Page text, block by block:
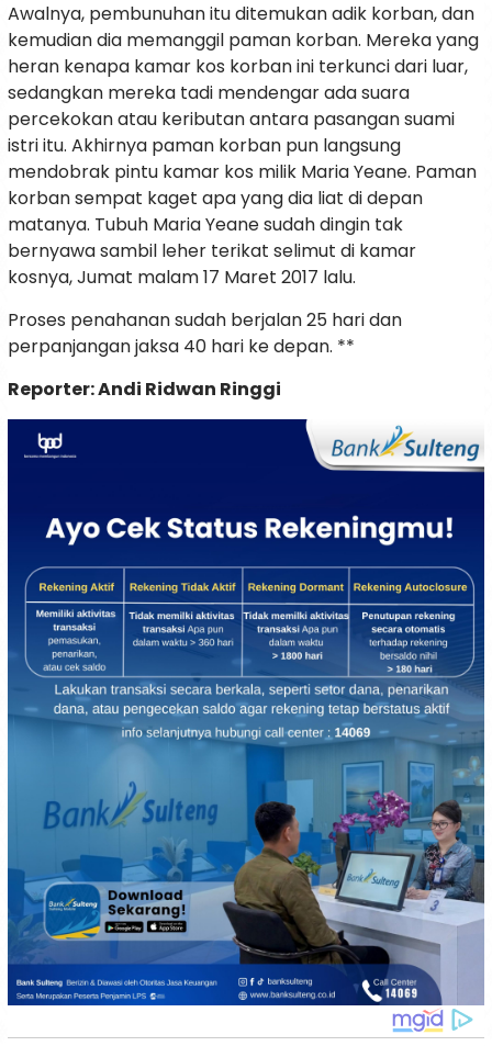
Awalnya, pembunuhan itu ditemukan adik korban, dan
kemudian dia memanggil paman korban. Mereka yang
heran kenapa kamar kos korban ini terkunci dari luar,
sedangkan mereka tadi mendengar ada suara
percekokan atau keributan antara pasangan suami
istri itu. Akhirnya paman korban pun langsung
mendobrak pintu kamar kos milik Maria Yeane. Paman
korban sempat kaget apa yang dia liat di depan
matanya. Tubuh Maria Yeane sudah dingin tak
bernyawa sambil leher terikat selimut di kamar
kosnya, Jumat malam 17 Maret 2017 lalu.
Proses penahanan sudah berjalan 25 hari dan
perpanjangan jaksa 40 hari ke depan. **
Reporter: Andi Ridwan Ringgi